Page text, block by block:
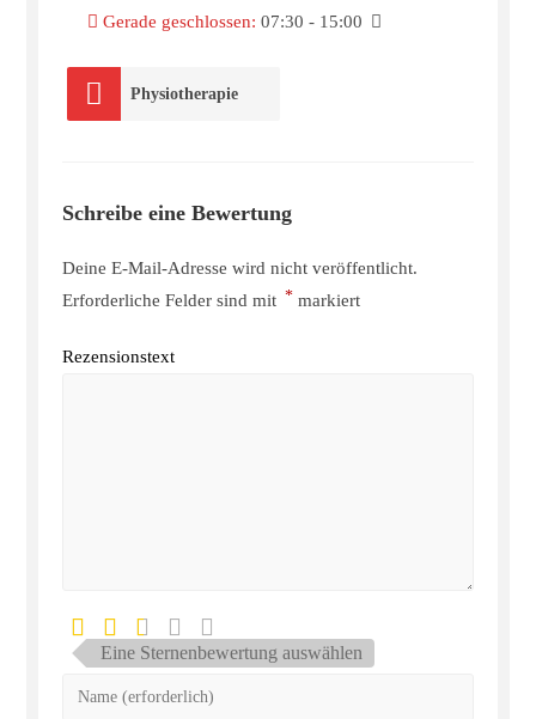
Gerade geschlossen: 07:30 - 15:00
Physiotherapie
Schreibe eine Bewertung
Deine E-Mail-Adresse wird nicht veröffentlicht.
Erforderliche Felder sind mit * markiert
Rezensionstext
Eine Sternenbewertung auswählen